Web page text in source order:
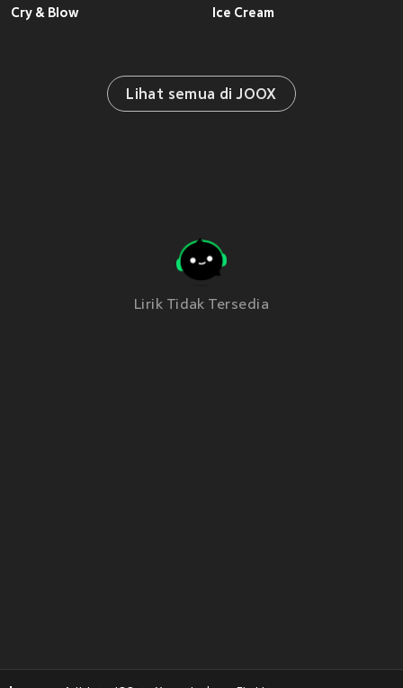
Cry & Blow Ice Cream
Lihat semua di JOOX
Lirik Tidak Tersedia